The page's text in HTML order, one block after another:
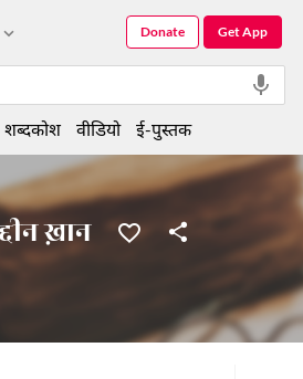
ख़ान
Get App
Donate
शब्दकोश वीडियो ई-पुस्तक